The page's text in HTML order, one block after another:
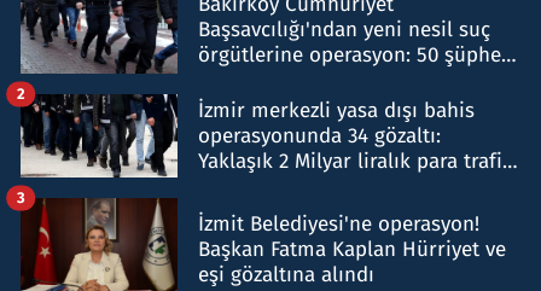
Başsavcılığı'ndan yeni nesil suç
örgütlerine operasyon: 50 şüpheli
İzmir merkezli yasa dışı bahis
operasyonunda 34 gözaltı:
Yaklaşık 2 Milyar liralık para trafiği
2
İzmit Belediyesi'ne operasyon!
Başkan Fatma Kaplan Hürriyet ve
eşi gözaltına alındı
3